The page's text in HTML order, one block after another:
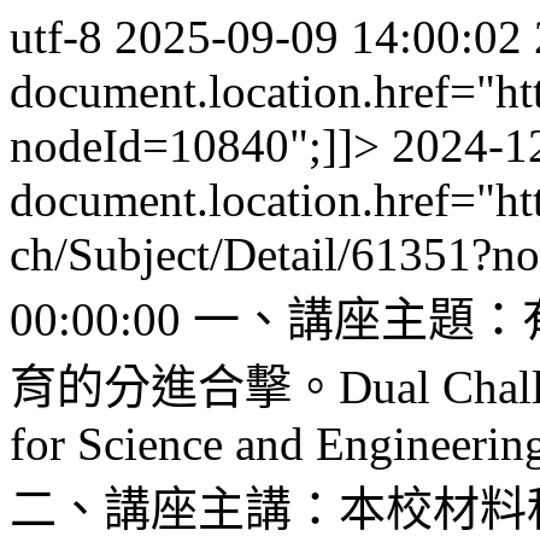
utf-8 2025-09-09 14:00:02
nodeId=10840";]]> 2024-
ch/Subject/Detail/
00:00:00 一、講座主題
育的分進合擊。Dual
for Science and
二、講座主講：本校材料